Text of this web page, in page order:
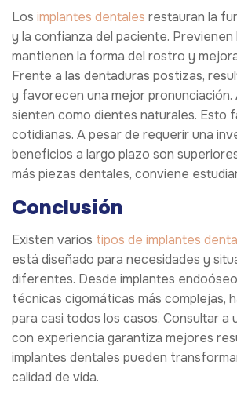
Los implantes dentales restauran la
y la confianza del paciente. Previenen
mantienen la forma del rostro y
Frente a las dentaduras postizas,
y favorecen una mejor pronunciación.
sienten como dientes naturales. Esto
cotidianas. A pesar de requerir una
beneficios a largo plazo son
más piezas dentales, conviene
Conclusión
Existen varios tipos de implantes
está diseñado para necesidades y
diferentes. Desde implantes
técnicas cigomáticas más complejas,
para casi todos los casos. Consultar a
con experiencia garantiza mejores
implantes dentales pueden
calidad de vida.